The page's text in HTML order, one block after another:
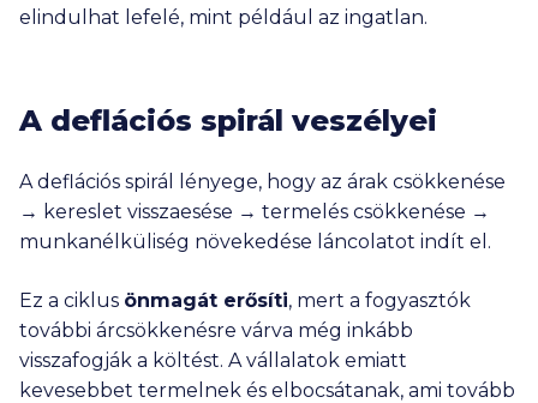
elindulhat lefelé, mint például az ingatlan.
A deflációs spirál veszélyei
A deflációs spirál lényege, hogy az árak csökkenése
→ kereslet visszaesése → termelés csökkenése →
munkanélküliség növekedése láncolatot indít el.
Ez a ciklus önmagát erősíti, mert a fogyasztók
további árcsökkenésre várva még inkább
visszafogják a költést. A vállalatok emiatt
kevesebbet termelnek és elbocsátanak, ami tovább